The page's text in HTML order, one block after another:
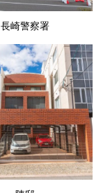
長崎警察署